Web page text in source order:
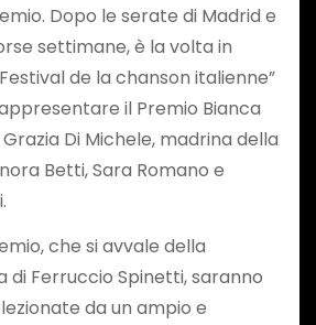
Dopo le serate di Madrid e
settimane, è la volta in
de la chanson italienne”
il Premio Bianca
Di Michele, madrina della
Betti, Sara Romano e
che si avvale della
di Ferruccio Spinetti, saranno
da un ampio e